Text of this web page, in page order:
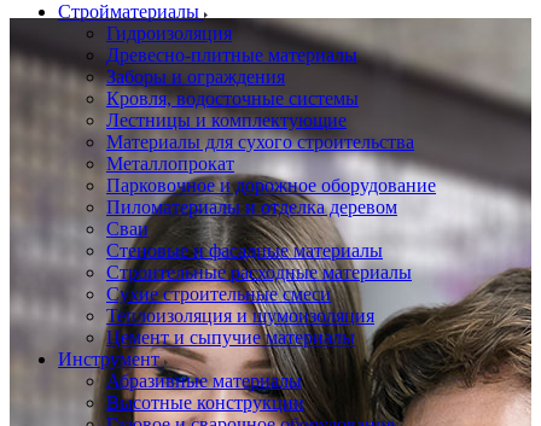
Стройматериалы
Гидроизоляция
Древесно-плитные материалы
Заборы и ограждения
Кровля, водосточные системы
Лестницы и комплектующие
Материалы для сухого строительства
Металлопрокат
Парковочное и дорожное оборудование
Пиломатериалы и отделка деревом
Сваи
Стеновые и фасадные материалы
Строительные расходные материалы
Сухие строительные смеси
Теплоизоляция и шумоизоляция
Цемент и сыпучие материалы
Инструмент
Абразивные материалы
Высотные конструкции